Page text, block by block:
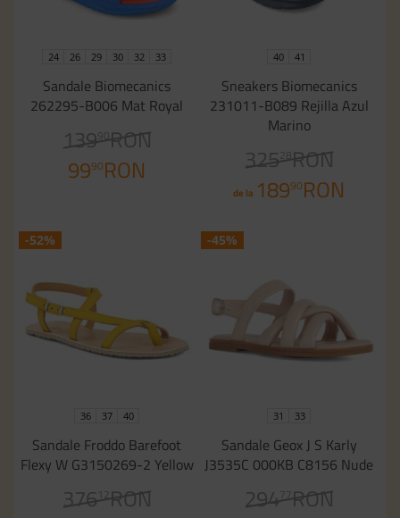
24 26 29 30 32 33
Sandale Biomecanics
262295-B006 Mat Royal
139 90RON
9990RON
40 41
Sneakers Biomecanics
231011-B089 Rejilla Azul
Marino
32528RON
de la 18990RON
-52%
36 37 40
Sandale Froddo Barefoot
Flexy W G3150269-2 Yellow
376 12
RON
-45%
31 33
Sandale Geox J S Karly
J3535C 000KB C8156 Nude
294 77
RON